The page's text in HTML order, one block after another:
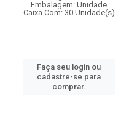
Embalagem: Unidade
Caixa Com: 30 Unidade(s)
Faça seu login ou
cadastre-se para
comprar.